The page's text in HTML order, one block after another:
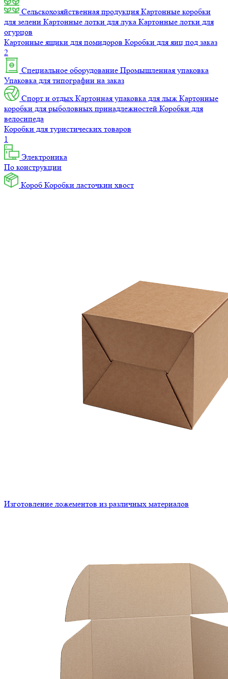
Сельскохозяйственная продукция Картонные коробки
для зелени Картонные лотки для лука Картонные лотки для
огурцов
Картонные ящики для помидоров Коробки для яиц под заказ
2
Специальное оборудование Промышленная упаковка
Упаковка для типографии на заказ
Спорт и отдых Картонная упаковка для лыж Картонные
коробки для рыболовных принадлежностей Коробки для
велосипеда
Коробки для туристических товаров
1
Электроника
По конструкции
Короб Коробки ласточкин хвост
Изготовление ложементов из различных материалов